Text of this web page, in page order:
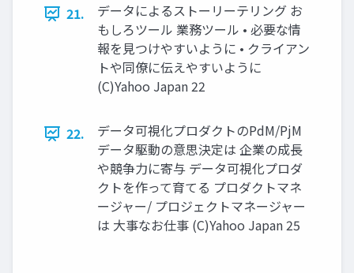
21.
データによるストーリーテリング お
もしろツール 業務ツール • 必要な情
報を⾒つけやすいように • クライアン
トや同僚に伝えやすいように
(C)Yahoo Japan 22
22.
データ可視化プロダクトのPdM/PjM
データ駆動の意思決定は 企業の成⻑
や競争⼒に寄与 データ可視化プロダ
クトを作って育てる プロダクトマネ
ージャー/ プロジェクトマネージャー
は ⼤事なお仕事 (C)Yahoo Japan 25